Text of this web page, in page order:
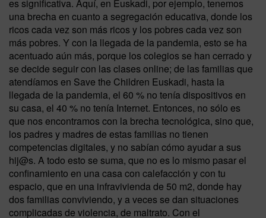
es significativa. Aquí, en Euskadi, por ejemplo, tenemos
una brecha en cuanto a segregación educativa, donde los
ricos cada vez son más ricos y los pobres cada vez son
más pobres. Y con la llegada de la pandemia, esto se ha
acentuado aún más, porque los colegios se han cerrado y
se decide seguir con las clases online; de las familias que
atendíamos en Save the Children Euskadi, hasta la
llegada de la pandemia, el 60 % no tenía dispositivos en
su casa, el 40 % no tenía Internet. Entonces, no sólo es
que nos encontramos con la brecha tecnológica, sino que,
los padres y madres de estas familias no tienen
competencias digitales, y no sabían cómo ayudar a sus
hij@s. A todo esto se suma, que no es lo mismo pasar el
confinamiento en una casa con calefacción y con tu
espacio, que en una infravivienda de 50 m2, donde hay
dos familias conviviendo, y a veces se dan situaciones
complicadas de violencia, de maltrato. Con el